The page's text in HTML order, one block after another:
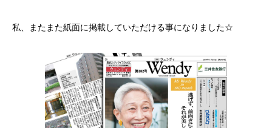
私、またまた紙面に掲載していただける事になりました☆